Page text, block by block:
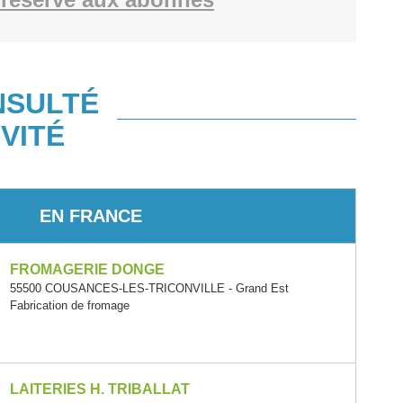
EN FRANCE
FROMAGERIE DONGE
55500 COUSANCES-LES-TRICONVILLE - Grand Est
Fabrication de fromage
LAITERIES H. TRIBALLAT